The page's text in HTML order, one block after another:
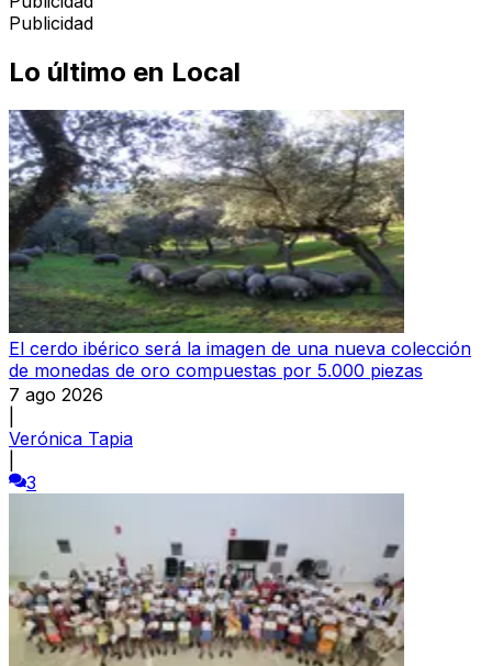
Publicidad
Lo último en Local
El cerdo ibérico será la imagen de una nueva colección
de monedas de oro compuestas por 5.000 piezas
7 ago 2026
Verónica Tapia
3